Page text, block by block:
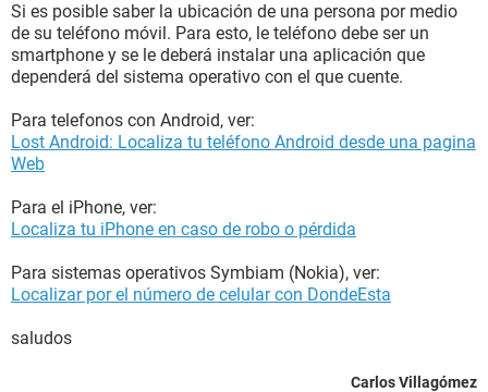
Si es posible saber la ubicación de una persona por medio
de su teléfono móvil. Para esto, le teléfono debe ser un
smartphone y se le deberá instalar una aplicación que
dependerá del sistema operativo con el que cuente.
Para telefonos con Android, ver:
Lost Android: Localiza tu teléfono Android desde una pagina
Web
Para el iPhone, ver:
Localiza tu iPhone en caso de robo o pérdida
Para sistemas operativos Symbiam (Nokia), ver:
Localizar por el número de celular con DondeEsta
saludos
Carlos Villagómez